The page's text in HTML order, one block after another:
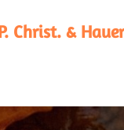
Christ. &